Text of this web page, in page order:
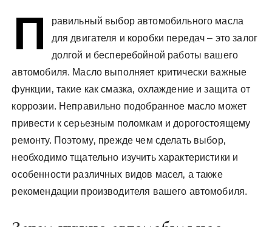
П
равильный выбор автомобильного масла
для двигателя и коробки передач – это залог
долгой и бесперебойной работы вашего
автомобиля. Масло выполняет критически важные
функции‚ такие как смазка‚ охлаждение и защита от
коррозии. Неправильно подобранное масло может
привести к серьезным поломкам и дорогостоящему
ремонту. Поэтому‚ прежде чем сделать выбор‚
необходимо тщательно изучить характеристики и
особенности различных видов масел‚ а также
рекомендации производителя вашего автомобиля.